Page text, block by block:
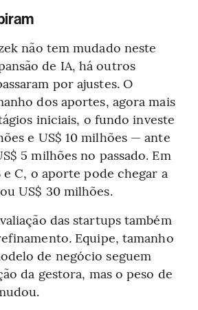
não tem mudado neste
de IA, há outros
por ajustes. O
dos aportes, agora mais
iniciais, o fundo investe
e US$ 10 milhões — ante
5 milhões no passado. Em
e C, o aporte pode chegar a
US$ 30 milhões.
das startups também
. Equipe, tamanho
de negócio seguem
da gestora, mas o peso de